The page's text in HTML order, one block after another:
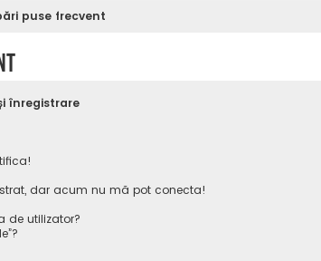
puse frecvent
înregistrare
dar acum nu mă pot conecta!
de utilizator?